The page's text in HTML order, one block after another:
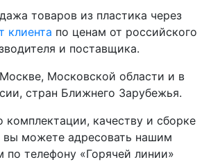
товаров из пластика через
клиента по ценам от российского
и поставщика.
Московской области и в
стран Ближнего Зарубежья.
комплектации, качеству и сборке
вы можете адресовать нашим
по телефону «Горячей линии»